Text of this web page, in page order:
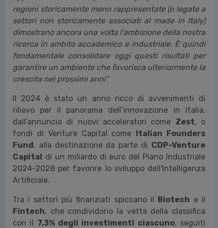
regioni storicamente meno rappresentate (o legate a
settori non storicamente associati al made in Italy)
dimostrano ancora una volta l’ambizione della nostra
ricerca in ambito accademico e industriale. È quindi
fondamentale consolidare oggi questi risultati per
garantire un ambiente che favorisca ulteriormente la
crescita nei prossimi anni”
Il 2024 è stato un anno ricco di avvenimenti di
rilievo per il panorama dell’innovazione in Italia,
dall’annuncio di nuovi acceleratori come Zest, o
fondi di Venture Capital come Italian Founders
Fund, alla destinazione da parte di CDP-Venture
Capital di un miliardo di euro del Piano Industriale
2024-2028 per favorire lo sviluppo dell'Intelligenza
Artificiale.
Tra i settori più finanziati spiccano il Biotech e il
Fintech, che condividono la vetta della classifica
con il 7,3% degli investimenti ciascuno, seguiti